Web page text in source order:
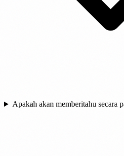
Apakah akan memberitahu secara